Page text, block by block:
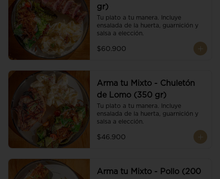
gr)
Tu plato a tu manera. Incluye
ensalada de la huerta, guarnición y
salsa a elección.
$60.900
Arma tu Mixto - Chuletón
de Lomo (350 gr)
Tu plato a tu manera. Incluye
ensalada de la huerta, guarnición y
salsa a elección.
$46.900
Arma tu Mixto - Pollo (200